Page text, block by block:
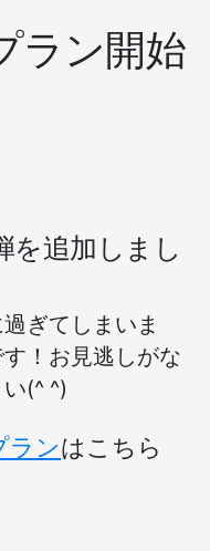
ラン開始
を追加しまし
ぎてしまいま
！お見逃しがな
(^ ^)
ランはこちら